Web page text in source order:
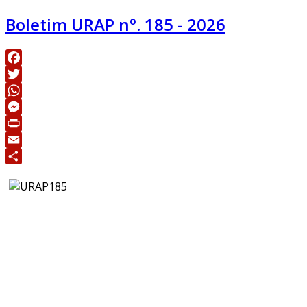
Boletim URAP nº. 185 - 2026
Facebook
Twitter
WhatsApp
Messenger
Print
Email